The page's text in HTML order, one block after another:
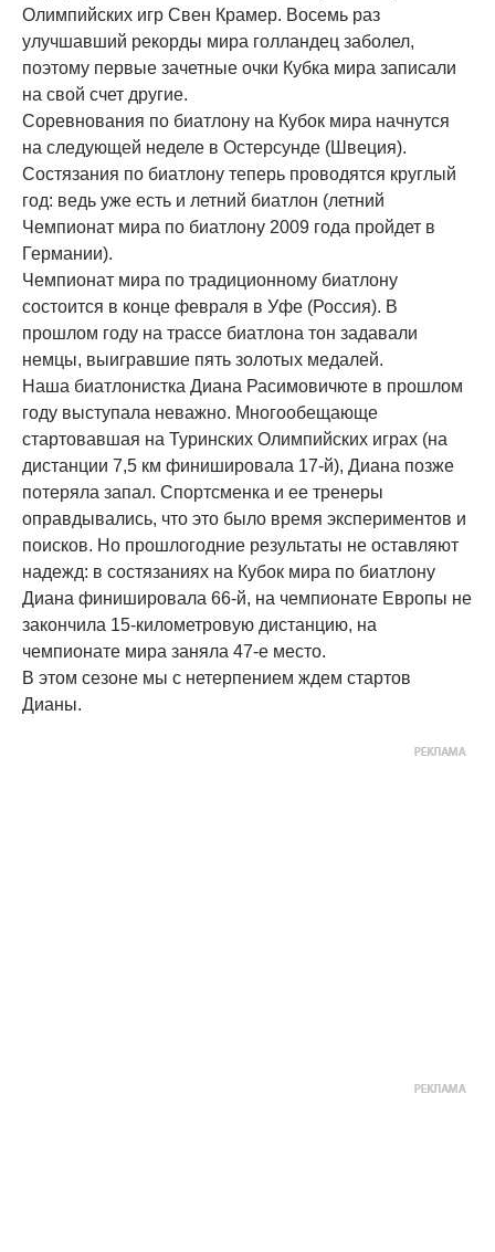
Олимпийских игр Свен Крамер. Восемь раз
улучшавший рекорды мира голландец заболел,
поэтому первые зачетные очки Кубка мира записали
на свой счет другие.
Соревнования по биатлону на Кубок мира начнутся
на следующей неделе в Остерсунде (Швеция).
Состязания по биатлону теперь проводятся круглый
год: ведь уже есть и летний биатлон (летний
Чемпионат мира по биатлону 2009 года пройдет в
Германии).
Чемпионат мира по традиционному биатлону
состоится в конце февраля в Уфе (Россия). В
прошлом году на трассе биатлона тон задавали
немцы, выигравшие пять золотых медалей.
Наша биатлонистка Диана Расимовичюте в прошлом
году выступала неважно. Многообещающе
стартовавшая на Туринских Олимпийских играх (на
дистанции 7,5 км финишировала 17-й), Диана позже
потеряла запал. Спортсменка и ее тренеры
оправдывались, что это было время экспериментов и
поисков. Но прошлогодние результаты не оставляют
надежд: в состязаниях на Кубок мира по биатлону
Диана финишировала 66-й, на чемпионате Европы не
закончила 15-километровую дистанцию, на
чемпионате мира заняла 47-е место.
В этом сезоне мы с нетерпением ждем стартов
Дианы.